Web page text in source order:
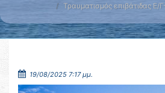
Τραυματισμός επιβάτιδας
19/08/2025 7:17 μμ.